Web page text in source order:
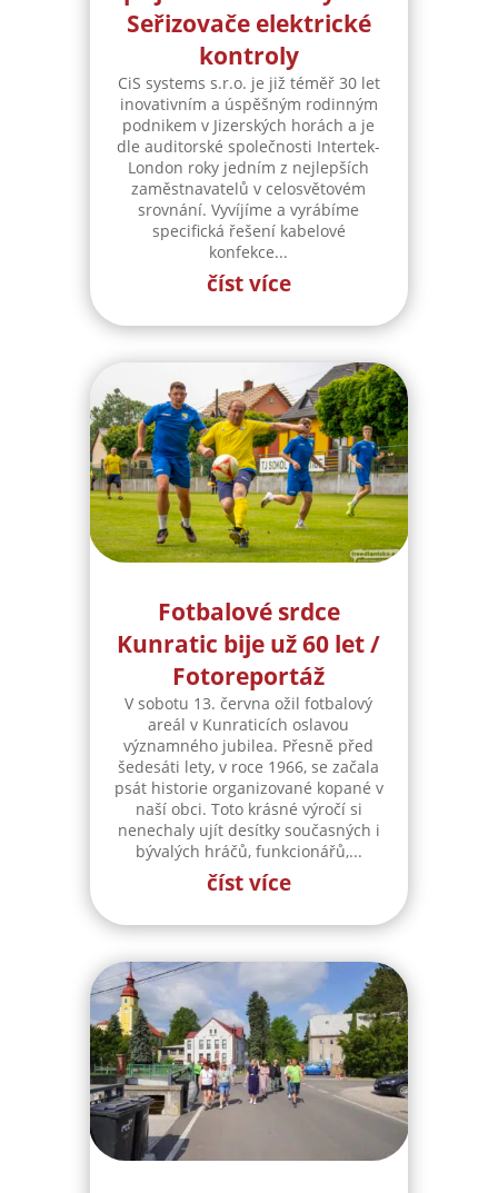
Seřizovače elektrické
kontroly
CiS systems s.r.o. je již téměř 30 let
inovativním a úspěšným rodinným
podnikem v Jizerských horách a je
dle auditorské společnosti Intertek-
London roky jedním z nejlepších
zaměstnavatelů v celosvětovém
srovnání. Vyvíjíme a vyrábíme
specifická řešení kabelové
konfekce...
číst více
Fotbalové srdce
Kunratic bije už 60 let /
Fotoreportáž
V sobotu 13. června ožil fotbalový
areál v Kunraticích oslavou
významného jubilea. Přesně před
šedesáti lety, v roce 1966, se začala
psát historie organizované kopané v
naší obci. Toto krásné výročí si
nenechaly ujít desítky současných i
bývalých hráčů, funkcionářů,...
číst více